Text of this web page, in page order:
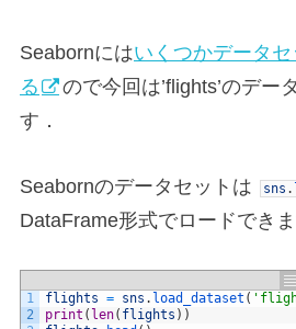
Seabornにはいくつかデータ
る
ので今回は’flights’のデー
す．
Seabornのデータセットは sns .
DataFrame形式でロードできま
1
2
flights = sns . load_dataset (
print ( len( flights ) )